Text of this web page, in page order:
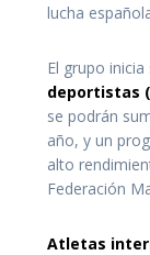
lucha
El grupo
deportistas
se podrán
año, y un
alto
Federación
Atletas